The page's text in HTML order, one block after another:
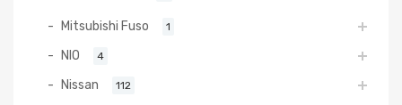
Mitsubishi Fuso 1
NIO 4
Nissan 112